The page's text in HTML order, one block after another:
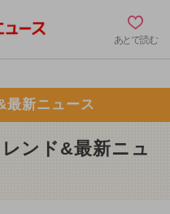
あとで読む
最新ニュース
ンド&最新ニュ